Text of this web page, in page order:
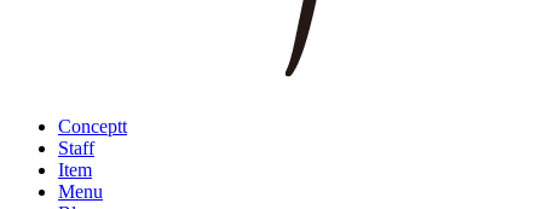
Conceptt
Staff
Item
Menu